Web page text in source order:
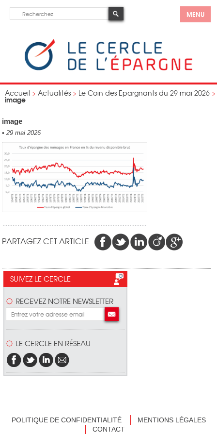
MENU
Accueil > Actualités > Le Coin des Epargnants du 29 mai 2026 >
image
image
• 29 mai 2026
PARTAGEZ CET ARTICLE
SUIVEZ LE CERCLE
RECEVEZ NOTRE NEWSLETTER
LE CERCLE EN RÉSEAU
POLITIQUE DE CONFIDENTIALITÉ
MENTIONS LÉGALES
CONTACT